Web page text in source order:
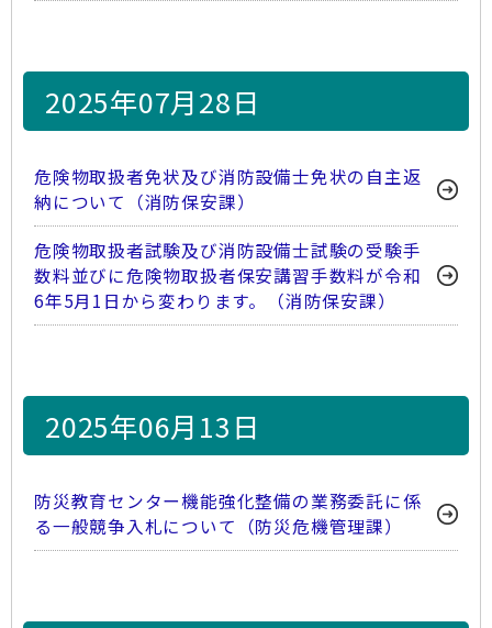
2025年07月28日
危険物取扱者免状及び消防設備士免状の自主返
納について（消防保安課）
危険物取扱者試験及び消防設備士試験の受験手
数料並びに危険物取扱者保安講習手数料が令和
6年5月1日から変わります。（消防保安課）
2025年06月13日
防災教育センター機能強化整備の業務委託に係
る一般競争入札について（防災危機管理課）